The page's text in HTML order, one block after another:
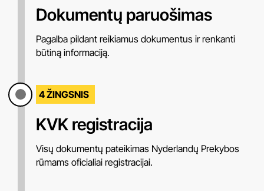
Dokumentų paruošimas
Pagalba pildant reikiamus dokumentus ir renkanti
būtiną informaciją.
4 ŽINGSNIS
KVK registracija
Visų dokumentų pateikimas Nyderlandų Prekybos
rūmams oficialiai registracijai.